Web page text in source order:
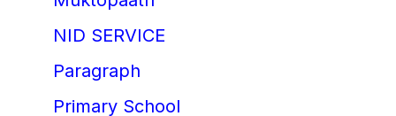
NID SERVICE
Paragraph
Primary School